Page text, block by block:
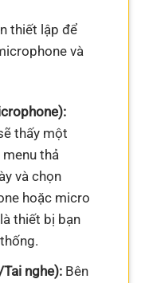
thiết lập để
và
thấy một
thả
và chọn
hoặc micro
thiết bị bạn
nghe):Bên